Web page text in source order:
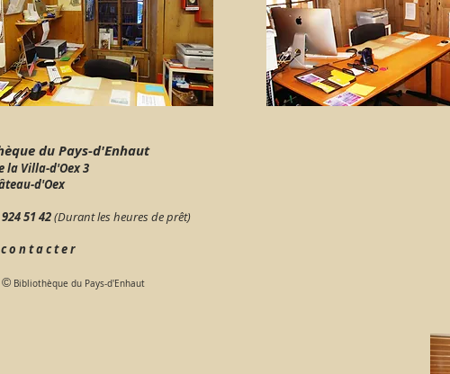
du Pays-d'Enhaut
la Villa-d'Oex 3
d'Oex
51 42(Durant les heures de prêt)
o n t a c t e r
© Bibliothèque du Pays-d'Enhaut